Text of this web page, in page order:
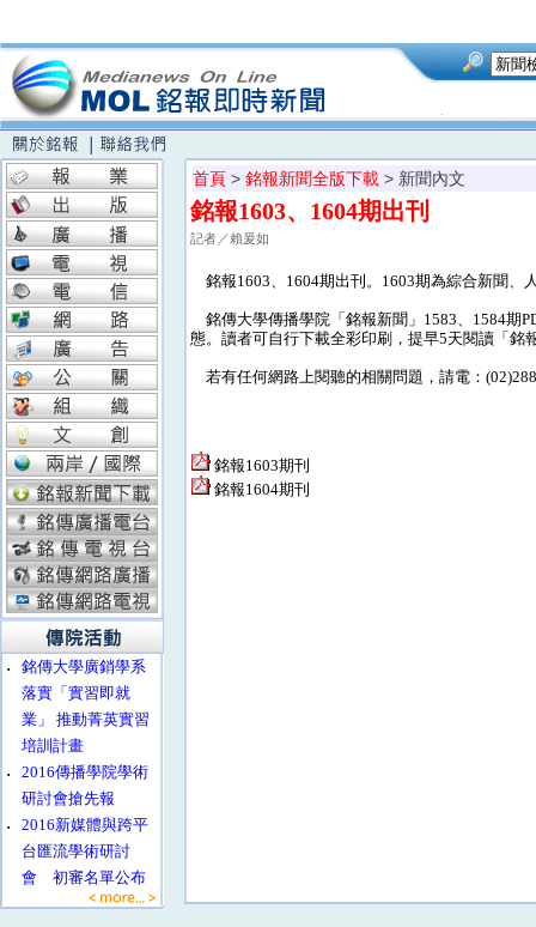
‧
銘傳大學廣銷學系
落實「實習即就
業」 推動菁英實習
培訓計畫
‧
2016傳播學院學術
研討會搶先報
‧
2016新媒體與跨平
台匯流學術研討
會 初審名單公布
首頁 > 銘報新聞全版下載 > 新聞內文
銘報1603、1604期出刊
記者／賴爰如
銘報1603、1604期出刊。1603期為綜合新聞、
銘傳大學傳播學院「銘報新聞」1583、1584期
態。讀者可自行下載全彩印刷，提早5天閱讀「銘
若有任何網路上閱聽的相關問題，請電：
銘報1603期刊
銘報1604期刊